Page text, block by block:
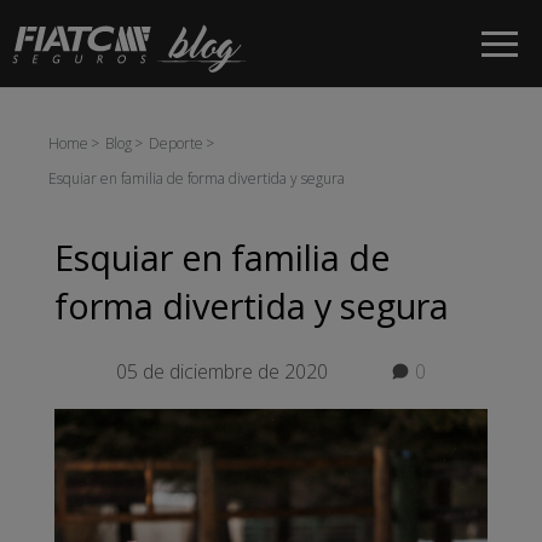
Saltar al contenido principal
Home Blog
Deporte
Esquiar en familia de forma divertida y segura
Esquiar en familia de
forma divertida y segura
05 de diciembre de 2020 0